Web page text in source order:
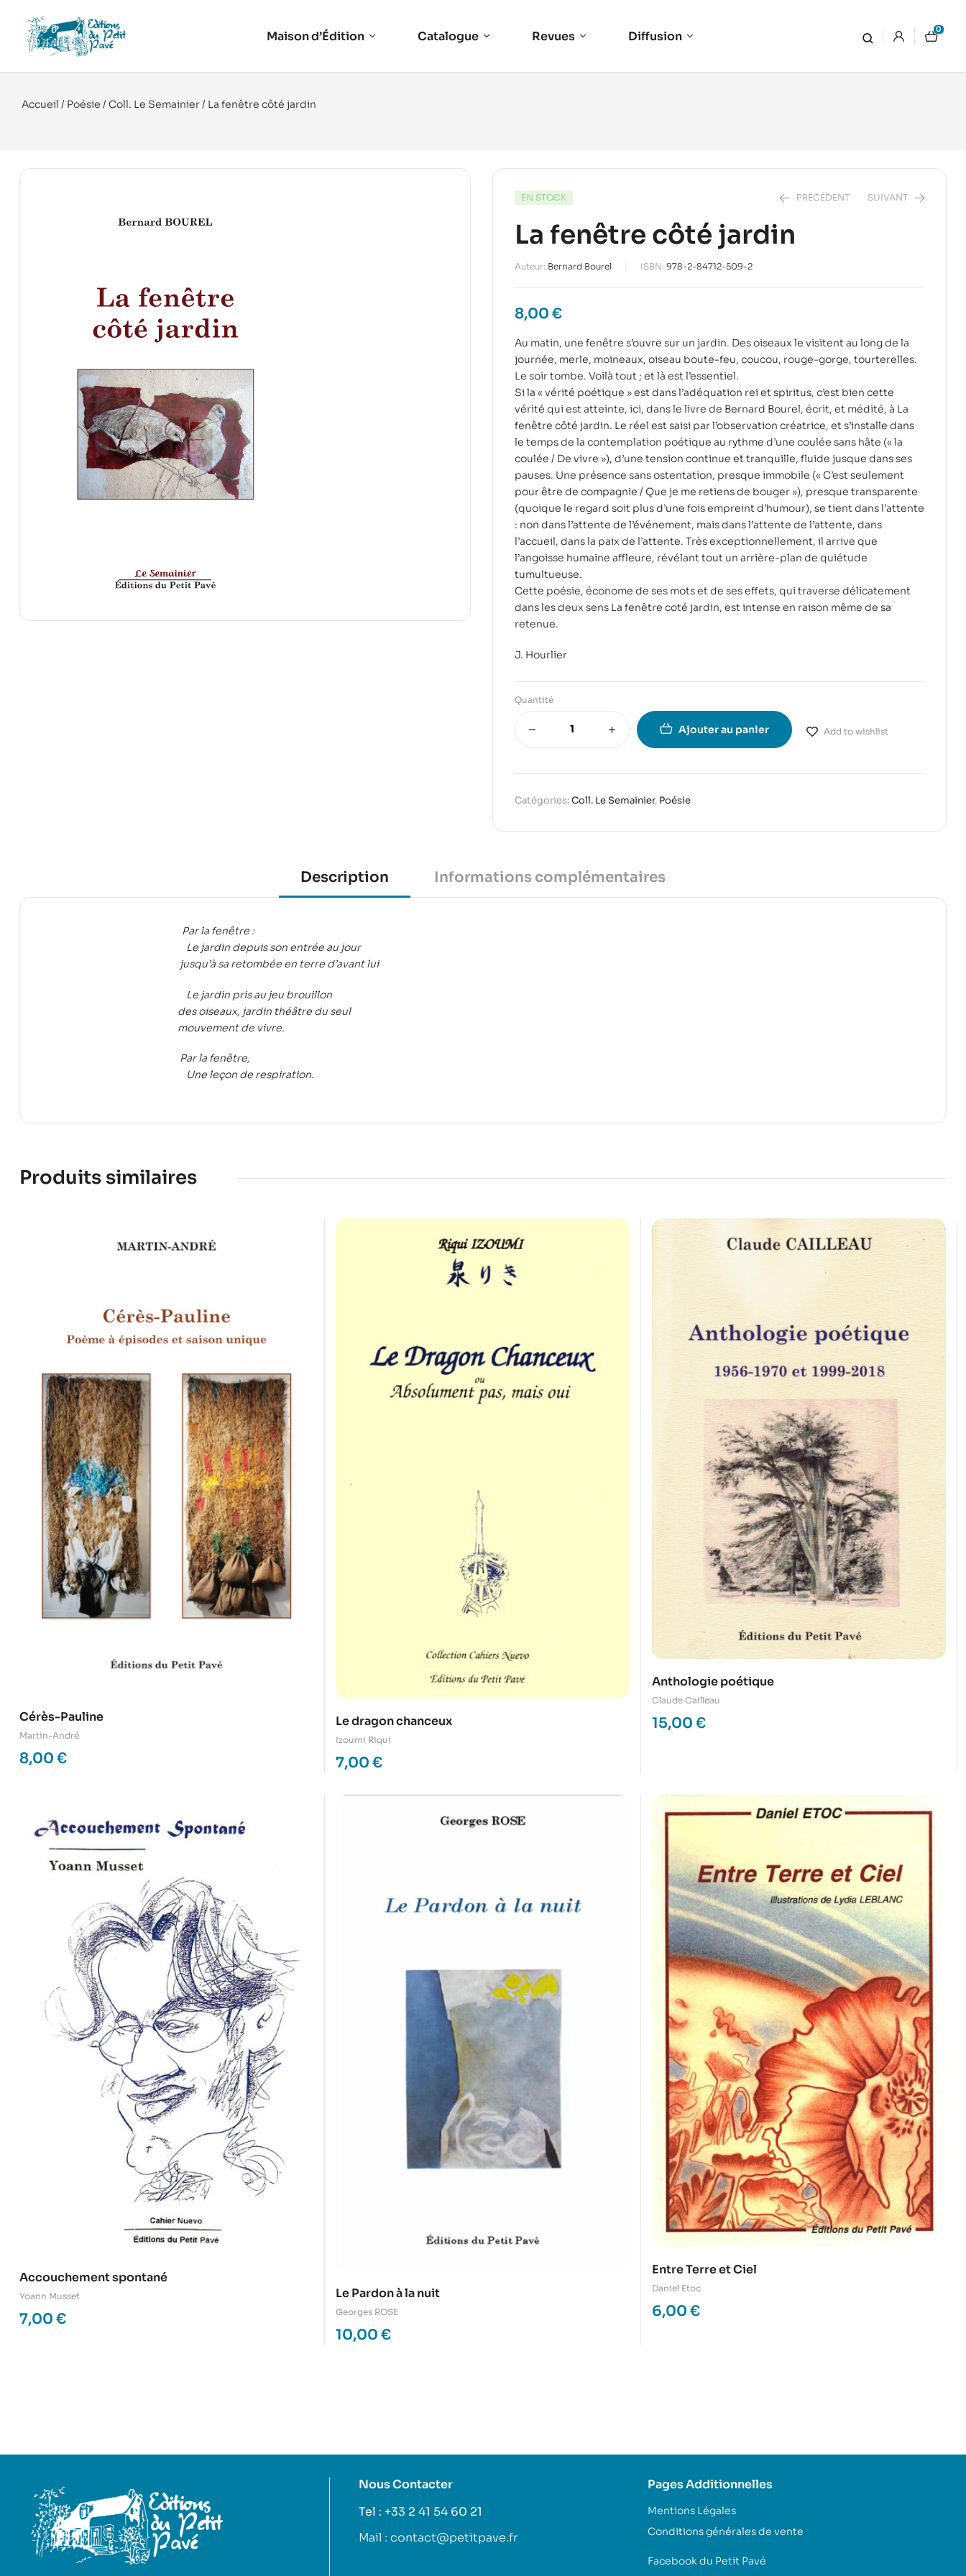
Maison d’Édition Catalogue Revues Diffusion 0
Accueil / Poésie / Coll. Le Semainier/ La fenêtre côté jardin
EN STOCK PRÉCÉDENT SUIVANT
La fenêtre côté jardin
Auteur: Bernard Bourel ISBN: 978-2-84712-509-2
8,00 €
Au matin, une fenêtre s’ouvre sur un jardin. Des oiseaux le visitent au long de la
journée, merle, moineaux, oiseau boute-feu, coucou, rouge-gorge, tourterelles.
Le soir tombe. Voilà tout ; et là est l’essentiel.
Si la « vérité poétique » est dans l’adéquation rei et spiritus, c’est bien cette
vérité qui est atteinte, ici, dans le livre de Bernard Bourel, écrit, et médité, à La
fenêtre côté jardin. Le réel est saisi par l’observation créatrice, et s’installe dans
le temps de la contemplation poétique au rythme d’une coulée sans hâte (« la
coulée / De vivre »), d’une tension continue et tranquille, fluide jusque dans ses
pauses. Une présence sans ostentation, presque immobile (« C’est seulement
pour être de compagnie / Que je me retiens de bouger »), presque transparente
(quoique le regard soit plus d’une fois empreint d’humour), se tient dans l’attente
: non dans l’attente de l’événement, mais dans l’attente de l’attente, dans
l’accueil, dans la paix de l’attente. Très exceptionnellement, il arrive que
l’angoisse humaine affleure, révélant tout un arrière-plan de quiétude
tumultueuse.
Cette poésie, économe de ses mots et de ses effets, qui traverse délicatement
dans les deux sens La fenêtre coté jardin, est intense en raison même de sa
retenue.
J. Hourlier
Quantité
Ajouter au panier Add to wishlist
Catégories:Coll. Le Semainier, Poésie
Description Informations complémentaires
Par la fenêtre :
Le jardin depuis son entrée au jour
jusqu’à sa retombée en terre d’avant lui
Le jardin pris au jeu brouillon
des oiseaux, jardin théâtre du seul
mouvement de vivre.
Par la fenêtre,
Une leçon de respiration.
Produits similaires
Cérès-Pauline
Martin-André
8,00 €
Le dragon chanceux
Izoumi Riqui
7,00 €
Anthologie poétique
Claude Cailleau
15,00 €
Accouchement spontané
Yoann Musset
7,00 €
Le Pardon à la nuit
Georges ROSE
10,00 €
Entre Terre et Ciel
Daniel Etoc
6,00 €
Nous Contacter
Tel : +33 2 41 54 60 21
Mail : contact@petitpave.fr
Pages Additionnelles
Mentions Légales
Conditions générales de vente
Facebook du Petit Pavé